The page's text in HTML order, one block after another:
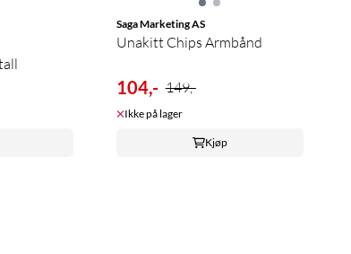
Saga Marketing AS
Unakitt Chips Armbånd
104,- 149,-
Ikke på lager
Kjøp